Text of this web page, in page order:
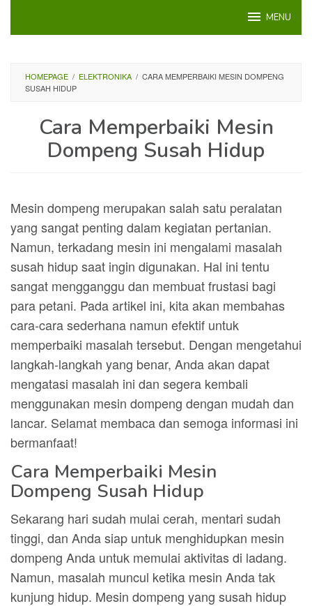
MENU
HOMEPAGE / ELEKTRONIKA / CARA MEMPERBAIKI MESIN DOMPENG
SUSAH HIDUP
Cara Memperbaiki Mesin
Dompeng Susah Hidup
Mesin dompeng merupakan salah satu peralatan
yang sangat penting dalam kegiatan pertanian.
Namun, terkadang mesin ini mengalami masalah
susah hidup saat ingin digunakan. Hal ini tentu
sangat mengganggu dan membuat frustasi bagi
para petani. Pada artikel ini, kita akan membahas
cara-cara sederhana namun efektif untuk
memperbaiki masalah tersebut. Dengan mengetahui
langkah-langkah yang benar, Anda akan dapat
mengatasi masalah ini dan segera kembali
menggunakan mesin dompeng dengan mudah dan
lancar. Selamat membaca dan semoga informasi ini
bermanfaat!
Cara Memperbaiki Mesin
Dompeng Susah Hidup
Sekarang hari sudah mulai cerah, mentari sudah
tinggi, dan Anda siap untuk menghidupkan mesin
dompeng Anda untuk memulai aktivitas di ladang.
Namun, masalah muncul ketika mesin Anda tak
kunjung hidup. Mesin dompeng yang susah hidup